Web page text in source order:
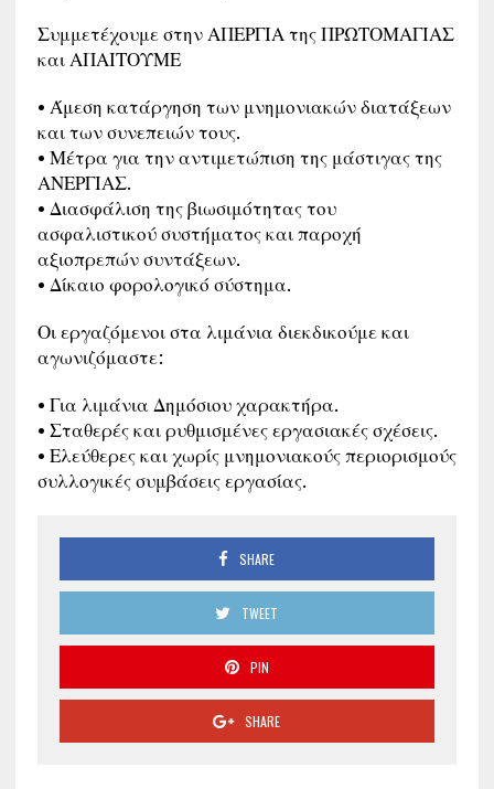
Συμμετέχουμε στην ΑΠΕΡΓΙΑ της ΠΡΩΤΟΜΑΓΙΑΣ
και ΑΠΑΙΤΟΥΜΕ
• Άμεση κατάργηση των μνημονιακών διατάξεων
και των συνεπειών τους.
• Μέτρα για την αντιμετώπιση της μάστιγας της
ΑΝΕΡΓΙΑΣ.
• Διασφάλιση της βιωσιμότητας του
ασφαλιστικού συστήματος και παροχή
αξιοπρεπών συντάξεων.
• Δίκαιο φορολογικό σύστημα.
Οι εργαζόμενοι στα λιμάνια διεκδικούμε και
αγωνιζόμαστε:
• Για λιμάνια Δημόσιου χαρακτήρα.
• Σταθερές και ρυθμισμένες εργασιακές σχέσεις.
• Ελεύθερες και χωρίς μνημονιακούς περιορισμούς
συλλογικές συμβάσεις εργασίας.
SHARE
TWEET
PIN
SHARE